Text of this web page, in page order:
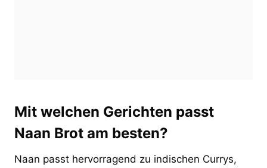
Mit welchen Gerichten passt
Naan Brot am besten?
Naan passt hervorragend zu indischen Currys,